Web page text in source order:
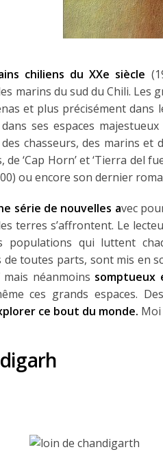
chiliens du XXe siècle
marins du sud du Chili. Les
et plus précisément dans
ses espaces majestueux
chasseurs, des marins et
‘Cap Horn’ et ‘Tierra del
ou encore son dernier
série de nouvelles avec
terres s’affrontent. Le
populations qui luttent
de toutes parts, sont mis en
néanmoins somptueux
ces grands espaces.
ce bout du monde. Moi